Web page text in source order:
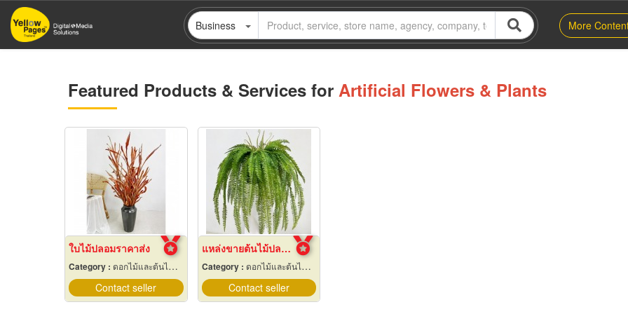
Skip
main
Business More
Featured Products & Services for Artificial Flowers & Plants
ใบไม้ปลอมราคาส่ง
Category : ดอกไม้และต้นไม้เทียม
Contact seller
แหล่งขายต้นไม้ปลอมราคาถูก
Category : ดอกไม้และต้นไม้เทียม
Contact seller